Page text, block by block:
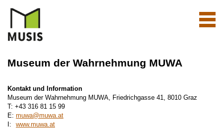
Museum der Wahrnehmung MUWA
Kontakt und Information
Museum der Wahrnehmung MUWA, Friedrichgasse 41, 8010 Graz
T: +43 316 81 15 99
E: muwa@muwa.at
I:
www.muwa.at